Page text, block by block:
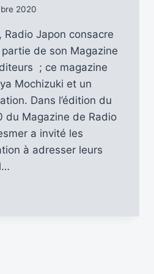
2020
Radio Japon consacre
de son Magazine
; ce magazine
Mochizuki et un
Dans l’édition du
du Magazine de Radio
a invité les
à adresser leurs